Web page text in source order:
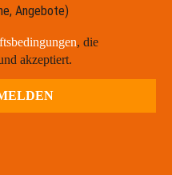
Angebote)
, die
akzeptiert.